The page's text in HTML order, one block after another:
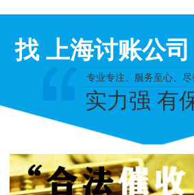
找 上海讨账公
专业专注、服务至心、尽
实力强 有